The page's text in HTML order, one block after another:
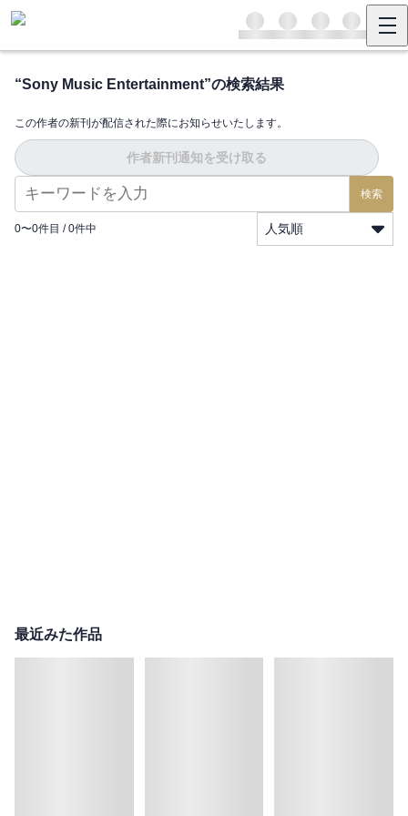
“Sony Music Entertainment”の検索結果
この作者の新刊が配信された際にお知らせいたします。
作者新刊通知を受け取る
検索
0〜0件目 / 0件中 人気順
最近みた作品